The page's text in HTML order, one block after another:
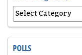
POLLS